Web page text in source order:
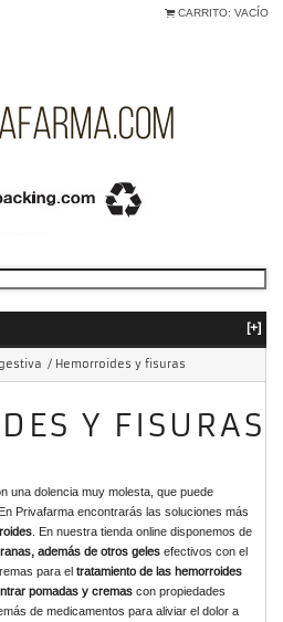
CARRITO: VACÍO
[+]
/ Hemorroides y fisuras
Y FISURAS
una dolencia muy molesta, que puede
Privafarma encontrarás las soluciones más
. En nuestra tienda online disponemos de
además de otros geles efectivos con el
para el tratamiento de las hemorroides
pomadas y cremas con propiedades
de medicamentos para aliviar el dolor a